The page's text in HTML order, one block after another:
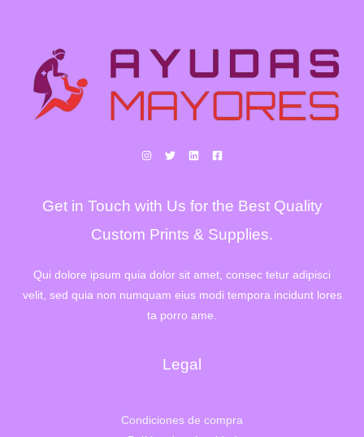
Get in Touch with Us for the Best Quality
Custom Prints & Supplies.
Qui dolore ipsum quia dolor sit amet, consec tetur adipisci
velit, sed quia non numquam eius modi tempora incidunt lores
ta porro ame.
Legal
Condiciones de compra